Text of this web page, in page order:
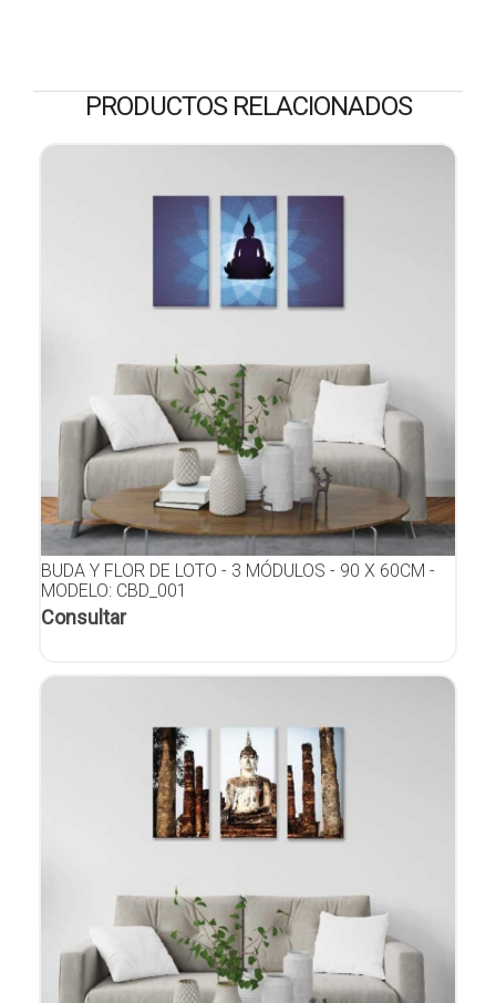
PRODUCTOS RELACIONADOS
BUDA Y FLOR DE LOTO - 3 MÓDULOS - 90 X 60CM -
MODELO: CBD_001
Consultar